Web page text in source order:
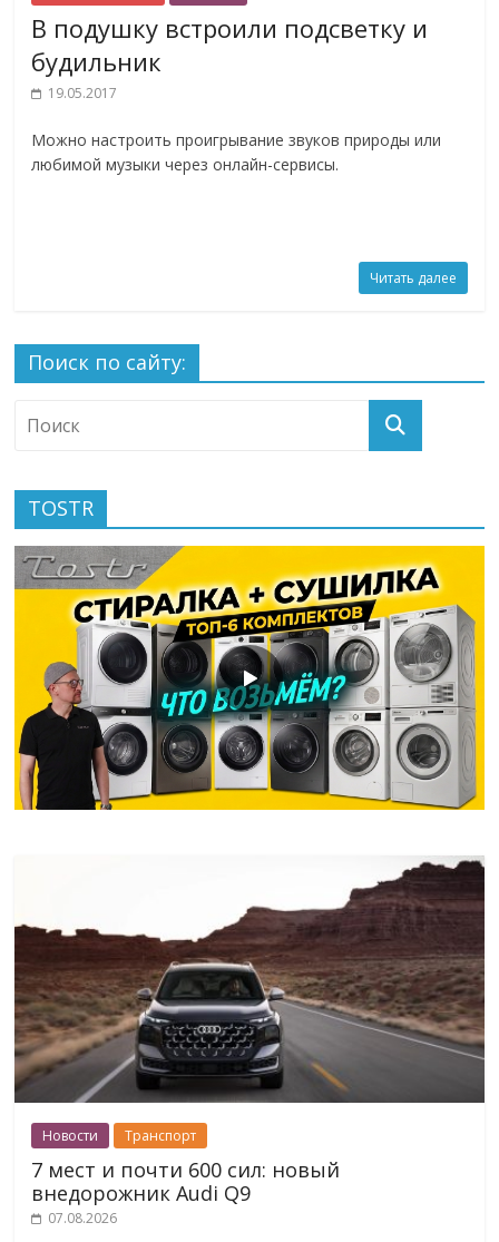
В подушку встроили подсветку и
будильник
19.05.2017
Можно настроить проигрывание звуков природы или
любимой музыки через онлайн-сервисы.
Читать далее
Поиск по сайту:
TOSTR
Новости Транспорт
7 мест и почти 600 сил: новый
внедорожник Audi Q9
07.08.2026